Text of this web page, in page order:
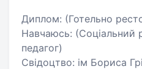
Диплом: (Готельно
Навчаюсь: (Соціальний
педагог)
Свідоцтво: ім Бориса